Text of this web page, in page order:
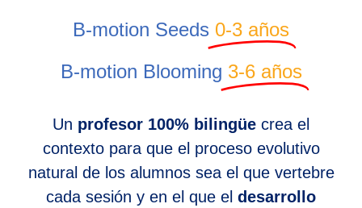
B-motion Seeds 0-3 años
B-motion Blooming 3-6 años
Un profesor 100% bilingüe crea el
contexto para que el proceso evolutivo
natural de los alumnos sea el que vertebre
cada sesión y en el que el desarrollo